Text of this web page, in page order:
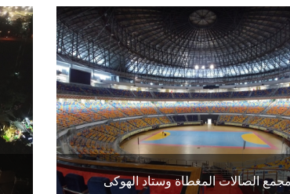
1
الصالات المغطاة وستاد الهوكى